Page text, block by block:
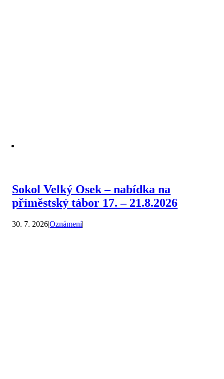
Sokol Velký Osek – nabídka na
příměstský tábor 17. – 21.8.2026
30. 7. 2026|Oznámení|